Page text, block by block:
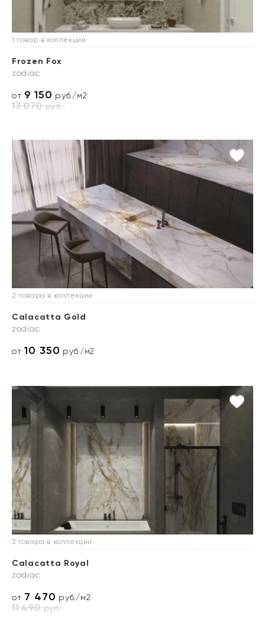
1 товар в коллекции
Frozen Fox
zodiac
от 9 150 руб./м2
13 070руб.
2 товара в коллекции
Calacatta Gold
zodiac
от10 350 руб./м2
3 товара в коллекции
Calacatta Royal
zodiac
от 7 470 руб./м2
11 490руб.